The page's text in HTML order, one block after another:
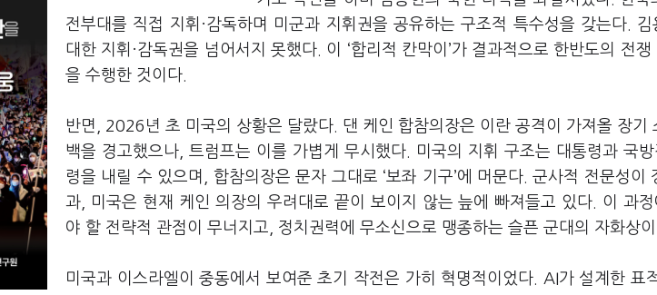
전부대를 직접 지휘·감독하며 미군과 지휘권을 공유하는 구조적 특수성을 갖는다.
대한 지휘·감독권을 넘어서지 못했다. 이 ‘합리적 칸막이’가 결과적으로 한반도의 전
을 수행한 것이다.
반면, 2026년 초 미국의 상황은 달랐다. 댄 케인 합참의장은 이란 공격이 가져올 장기
백을 경고했으나, 트럼프는 이를 가볍게 무시했다. 미국의 지휘 구조는 대통령과 국
령을 내릴 수 있으며, 합참의장은 문자 그대로 ‘보좌 기구’에 머문다. 군사적 전문성이
과, 미국은 현재 케인 의장의 우려대로 끝이 보이지 않는 늪에 빠져들고 있다. 이 과
야 할 전략적 관점이 무너지고, 정치권력에 무소신으로 맹종하는 슬픈 군대의 자화상이
미국과 이스라엘이 중동에서 보여준 초기 작전은 가히 혁명적이었다. AI가 설계한